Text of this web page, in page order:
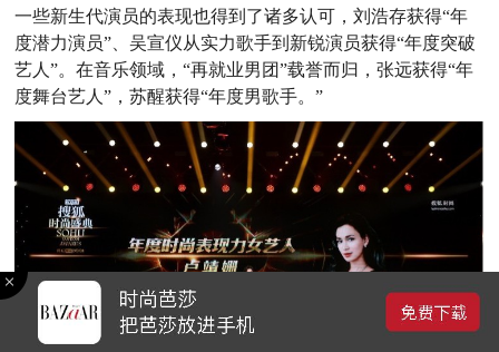
一些新生代演员的表现也得到了诸多认可，刘浩存获得“年
度潜力演员”、吴宣仪从实力歌手到新锐演员获得“年度突破
艺人”。在音乐领域，“再就业男团”载誉而归，张远获得“年
度舞台艺人”，苏醒获得“年度男歌手。”